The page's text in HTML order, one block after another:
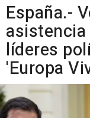
España.-
líderes
'Europa